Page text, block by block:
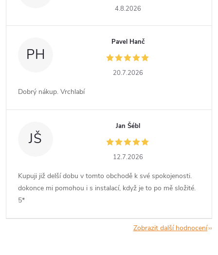
4.8.2026
PH
Pavel Hanč
20.7.2026
Dobrý nákup. Vrchlabí
JŠ
Jan Šébl
12.7.2026
Kupuji již delší dobu v tomto obchodě k své spokojenosti.
dokonce mi pomohou i s instalací, když je to po mě složité.
5*
Zobrazit další hodnocení